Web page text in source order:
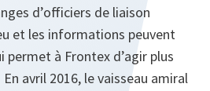
d’officiers de liaison
et les informations peuvent
permet à Frontex d’agir plus
avril 2016, le vaisseau amiral